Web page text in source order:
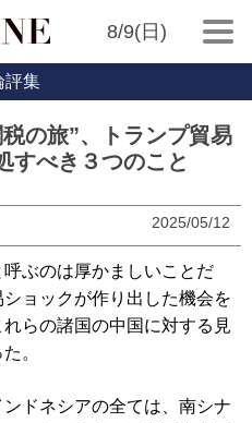
8/9(日)
評集
の旅”、トランプ貿易
すべき３つのこと
2025/05/12
ぶのは厚かましいことだ
ョックが作り出した機会を
らの諸国の中国に対する見
。
ドネシアの全ては、南シナ